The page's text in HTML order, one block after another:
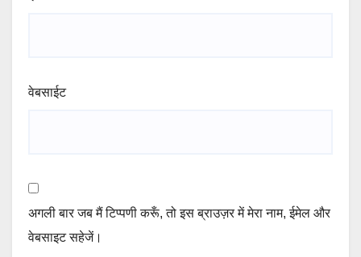
वेबसाईट
अगली बार जब मैं टिप्पणी करूँ, तो इस ब्राउज़र में मेरा नाम, ईमेल और
वेबसाइट सहेजें।